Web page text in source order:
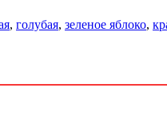
, голубая, зеленое яблоко,